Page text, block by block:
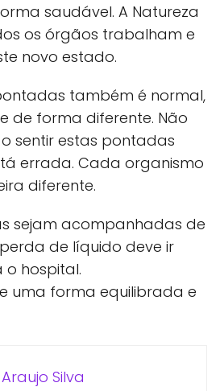
saudável. A Natureza
os órgãos trabalham e
novo estado.
também é normal,
de forma diferente. Não
sentir estas pontadas
errada. Cada organismo
diferente.
sejam acompanhadas de
de líquido deve ir
hospital.
uma forma equilibrada e
Silva